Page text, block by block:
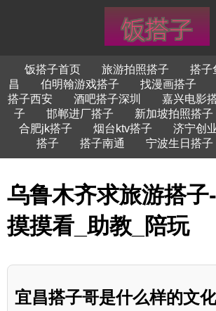
饭搭子首页 旅游拍照搭子 搭子
昌
伯明翰游戏搭子 找漫画搭子
搭子西安
酒吧搭子深圳 嘉兴电影
子
邯郸进厂搭子 新加坡拍照搭子
合肥jk搭子
烟台ktv搭子 济宁创
搭子
搭子南通 宁波生日搭子
乌鲁木齐求旅游搭子-
摸摸看_助教_陪玩
宜昌搭子哥是什么样的文